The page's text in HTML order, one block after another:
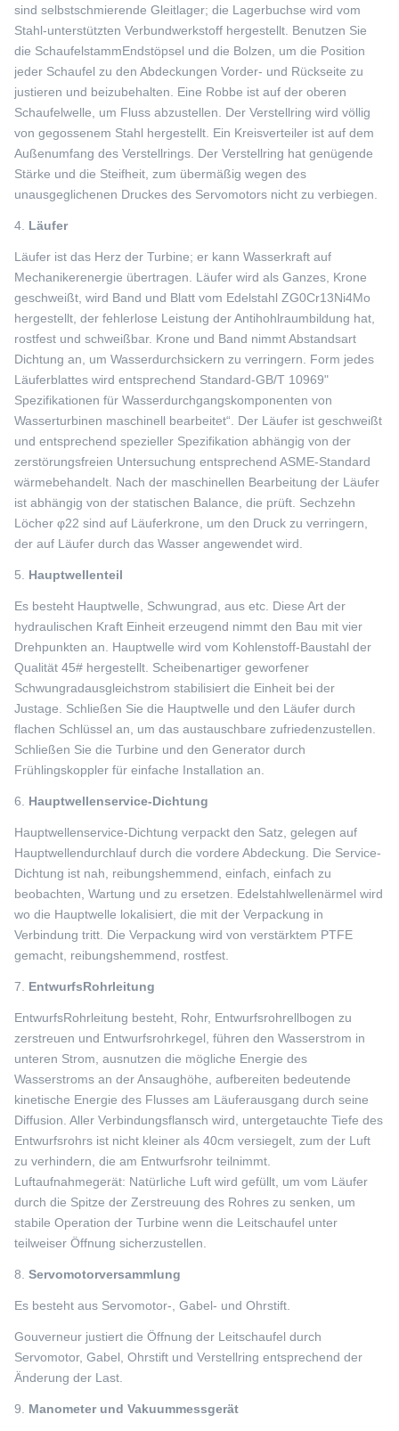
sind selbstschmierende Gleitlager; die Lagerbuchse wird vom
Stahl-unterstützten Verbundwerkstoff hergestellt. Benutzen Sie
die SchaufelstammEndstöpsel und die Bolzen, um die Position
jeder Schaufel zu den Abdeckungen Vorder- und Rückseite zu
justieren und beizubehalten. Eine Robbe ist auf der oberen
Schaufelwelle, um Fluss abzustellen. Der Verstellring wird völlig
von gegossenem Stahl hergestellt. Ein Kreisverteiler ist auf dem
Außenumfang des Verstellrings. Der Verstellring hat genügende
Stärke und die Steifheit, zum übermäßig wegen des
unausgeglichenen Druckes des Servomotors nicht zu verbiegen.
4. Läufer
Läufer ist das Herz der Turbine; er kann Wasserkraft auf
Mechanikerenergie übertragen. Läufer wird als Ganzes, Krone
geschweißt, wird Band und Blatt vom Edelstahl ZG0Cr13Ni4Mo
hergestellt, der fehlerlose Leistung der Antihohlraumbildung hat,
rostfest und schweißbar. Krone und Band nimmt Abstandsart
Dichtung an, um Wasserdurchsickern zu verringern. Form jedes
Läuferblattes wird entsprechend Standard-GB/T 10969"
Spezifikationen für Wasserdurchgangskomponenten von
Wasserturbinen maschinell bearbeitet“. Der Läufer ist geschweißt
und entsprechend spezieller Spezifikation abhängig von der
zerstörungsfreien Untersuchung entsprechend ASME-Standard
wärmebehandelt. Nach der maschinellen Bearbeitung der Läufer
ist abhängig von der statischen Balance, die prüft. Sechzehn
Löcher φ22 sind auf Läuferkrone, um den Druck zu verringern,
der auf Läufer durch das Wasser angewendet wird.
5. Hauptwellenteil
Es besteht Hauptwelle, Schwungrad, aus etc. Diese Art der
hydraulischen Kraft Einheit erzeugend nimmt den Bau mit vier
Drehpunkten an. Hauptwelle wird vom Kohlenstoff-Baustahl der
Qualität 45# hergestellt. Scheibenartiger geworfener
Schwungradausgleichstrom stabilisiert die Einheit bei der
Justage. Schließen Sie die Hauptwelle und den Läufer durch
flachen Schlüssel an, um das austauschbare zufriedenzustellen.
Schließen Sie die Turbine und den Generator durch
Frühlingskoppler für einfache Installation an.
6. Hauptwellenservice-Dichtung
Hauptwellenservice-Dichtung verpackt den Satz, gelegen auf
Hauptwellendurchlauf durch die vordere Abdeckung. Die Service-
Dichtung ist nah, reibungshemmend, einfach, einfach zu
beobachten, Wartung und zu ersetzen. Edelstahlwellenärmel wird
wo die Hauptwelle lokalisiert, die mit der Verpackung in
Verbindung tritt. Die Verpackung wird von verstärktem PTFE
gemacht, reibungshemmend, rostfest.
7. EntwurfsRohrleitung
EntwurfsRohrleitung besteht, Rohr, Entwurfsrohrellbogen zu
zerstreuen und Entwurfsrohrkegel, führen den Wasserstrom in
unteren Strom, ausnutzen die mögliche Energie des
Wasserstroms an der Ansaughöhe, aufbereiten bedeutende
kinetische Energie des Flusses am Läuferausgang durch seine
Diffusion. Aller Verbindungsflansch wird, untergetauchte Tiefe des
Entwurfsrohrs ist nicht kleiner als 40cm versiegelt, zum der Luft
zu verhindern, die am Entwurfsrohr teilnimmt.
Luftaufnahmegerät: Natürliche Luft wird gefüllt, um vom Läufer
durch die Spitze der Zerstreuung des Rohres zu senken, um
stabile Operation der Turbine wenn die Leitschaufel unter
teilweiser Öffnung sicherzustellen.
8. Servomotorversammlung
Es besteht aus Servomotor-, Gabel- und Ohrstift.
Gouverneur justiert die Öffnung der Leitschaufel durch
Servomotor, Gabel, Ohrstift und Verstellring entsprechend der
Änderung der Last.
9. Manometer und Vakuummessgerät